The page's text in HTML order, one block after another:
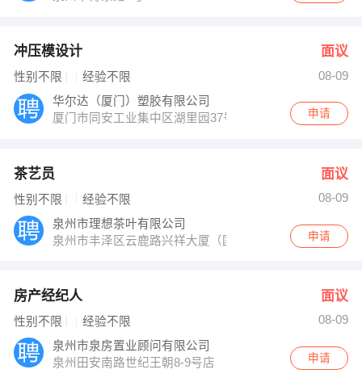
冲压模设计 面议
性别不限 经验不限
08-09
华尔达（厦门）塑胶有限公司
厦门市同安工业集中区湖里园37号
申请
茶艺员 面议
性别不限 经验不限
08-09
泉州市理想茶叶有限公司
泉州市丰泽区云鹿路兴祥大厦（国贸商城对面）理想茶行
申请
房产经纪人 面议
性别不限 经验不限
08-09
泉州市泉房置业顾问有限公司
泉州田安南路世纪王朝8-9号店
申请